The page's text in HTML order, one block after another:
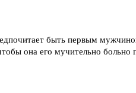
быть первым
она его мучительно больно